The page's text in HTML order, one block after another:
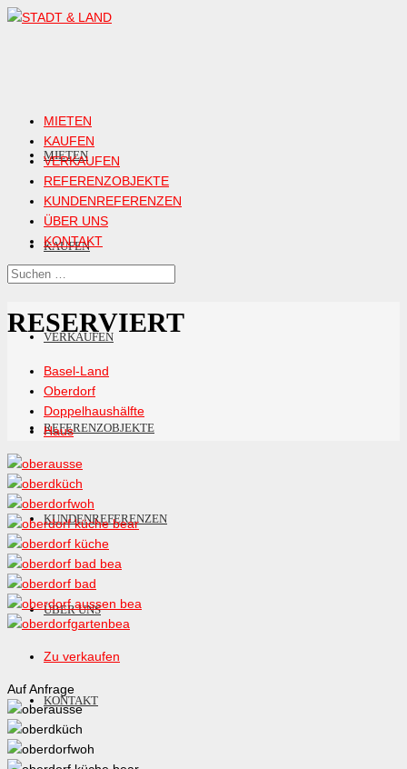
MIETEN
KAUFEN
VERKAUFEN
REFERENZOBJEKTE
KUNDENREFERENZEN
ÜBER UNS
KONTAKT
MIETEN
KAUFEN
VERKAUFEN
REFERENZOBJEKTE
KUNDENREFERENZEN
ÜBER UNS
KONTAKT
RESERVIERT
Basel-Land
Oberdorf
Doppelhaushälfte
Haus
Zu verkaufen
Auf Anfrage